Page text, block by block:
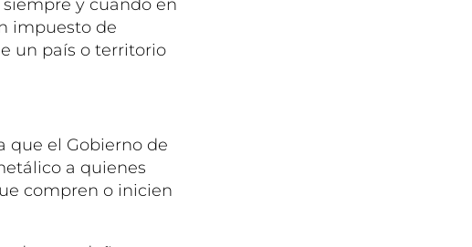
y cuando en
impuesto de
un país o territorio
que el Gobierno de
a quienes
compren o inicien